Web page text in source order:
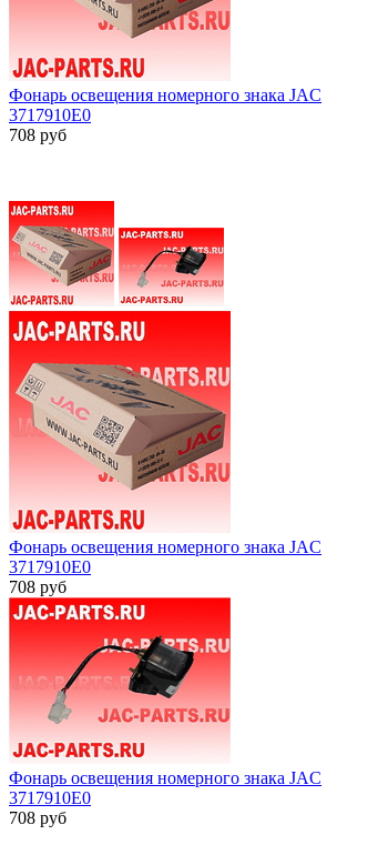
Фонарь освещения номерного знака JAC
3717910E0
708 руб
Фонарь освещения номерного знака JAC
3717910E0
708 руб
Фонарь освещения номерного знака JAC
3717910E0
708 руб